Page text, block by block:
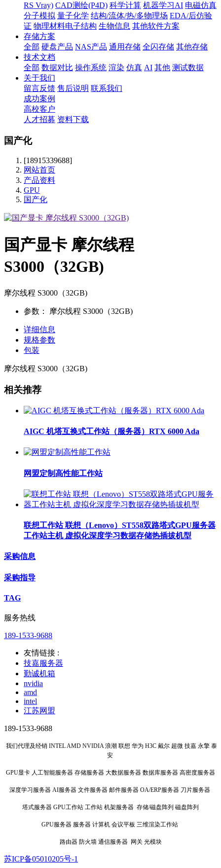
RS Vray) CAD测绘(P4D) 科学计算 机器学习AI 电磁仿真
分子模拟 量子化学 结构/流体/热/多物理场 EDA/后仿验
证 物理材料电子结构 生物信息 其他软件方案
存储方案
全部 硬盘产品 NAS产品 通用存储 全闪存储 其他存储
技术文档
全部 数据对比 操作系统 渲染 仿真 AI 其他 测试数据
关于我们
留言反馈 售后说明 联系我们
成功案例
高校客户
人才招募 资料下载
国产化
[18915339688]
网站首页
产品资料
GPU
国产化
国产显卡 摩尔线程
S3000（32GB)
摩尔线程 S3000（32GB)
参数： 摩尔线程 S3000（32GB)
详细信息
规格参数
包装
摩尔线程 S3000（32GB)
相关推荐
AIGC 机塔互换式工作站（服务器）RTX 6000 Ada
网盟定制高性能工作站
联想工作站 联想（Lenovo）ST558双路塔式GPU服务器
工作站主机 虚拟化深度学习数据存储热插拔机型
采购信息
采购指导
TAG
服务热线
189-1533-9688
友情链接 :
技嘉服务器
勤诚机箱
nvidia
amd
intel
江苏网盟
189-1533-9688
我们代理及经销 INTEL AMD NVIDIA 浪潮 联想 华为 H3C 戴尔 超微 技嘉 永擎 泰
安
GPU显卡 人工智能服务器 存储服务器 大数据服务器 数据库服务器 高密度服务器
深度学习服务器 AI服务器 文件服务器 邮件服务器 OA/ERP服务器 刀片服务器
塔式服务器 GPU工作站 工作站 机架服务器 存储/磁盘阵列 磁盘阵列
GPU服务器 服务器 计算机 会议平板 三维渲染工作站
路由器 防火墙 通信服务器 网关 光模块
苏ICP备05010205号-1